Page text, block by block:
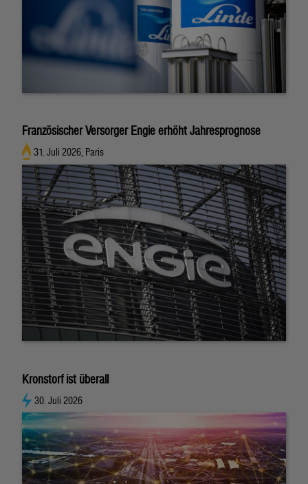
Französischer Versorger Engie erhöht Jahresprognose
31. Juli 2026, Paris
Kronstorf ist überall
30. Juli 2026